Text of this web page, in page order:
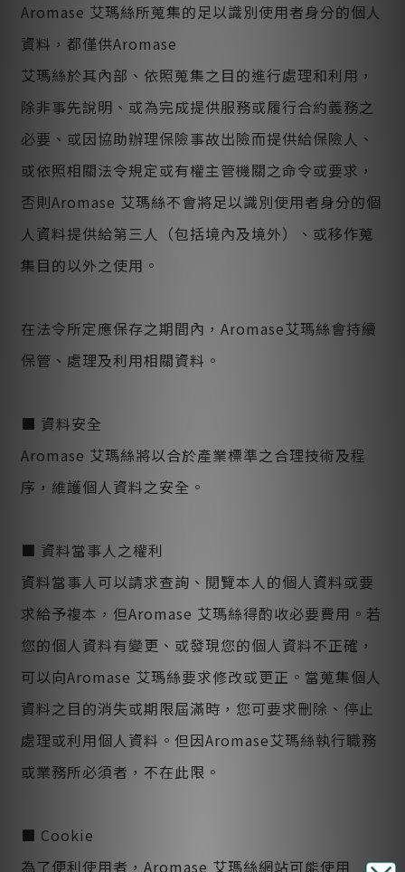
Aromase 艾瑪絲所蒐集的足以識別使用者身分的個人
資料，都僅供Aromase
艾瑪絲於其內部、依照蒐集之目的進行處理和利用，
除非事先說明、或為完成提供服務或履行合約義務之
必要、或因協助辦理保險事故出險而提供給保險人、
或依照相關法令規定或有權主管機關之命令或要求，
否則Aromase 艾瑪絲不會將足以識別使用者身分的個
人資料提供給第三人（包括境內及境外）、或移作蒐
集目的以外之使用。
在法令所定應保存之期間內，Aromase艾瑪絲會持續
保管、處理及利用相關資料。
■ 資料安全
Aromase 艾瑪絲將以合於產業標準之合理技術及程
序，維護個人資料之安全。
■ 資料當事人之權利
資料當事人可以請求查詢、閱覽本人的個人資料或要
求給予複本，但Aromase 艾瑪絲得酌收必要費用。若
您的個人資料有變更、或發現您的個人資料不正確，
可以向Aromase 艾瑪絲要求修改或更正。當蒐集個人
資料之目的消失或期限屆滿時，您可要求刪除、停止
處理或利用個人資料。但因Aromase艾瑪絲執行職務
或業務所必須者，不在此限。
■ Cookie
為了便利使用者，Aromase 艾瑪絲網站可能使用